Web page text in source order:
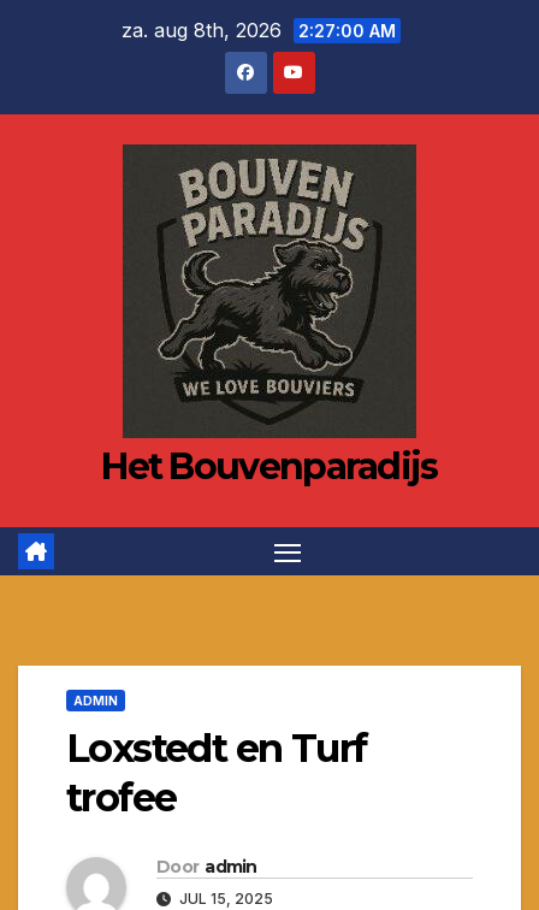
za. aug 8th, 2026 2:27:00 AM
Het Bouvenparadijs
ADMIN
Loxstedt en Turf
trofee
Door admin
JUL 15, 2025